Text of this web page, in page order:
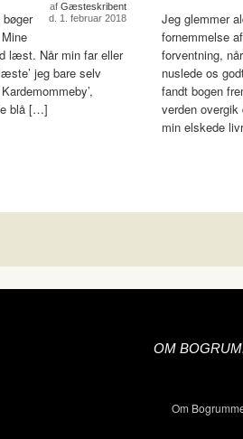
af Gæsteskribent
d. 1. februar 2018
læst. Når min far eller
jeg bare selv
blå […]
Jeg glemmer
fornemmelse
forventning,
nuslede os
fandt bogen
verden
min elskede
OM
Om